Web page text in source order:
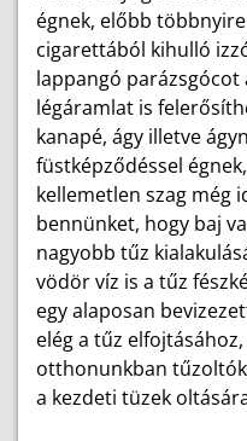
égnek, előbb
cigarettából kihulló
lappangó parázsgócot
légáramlat is
kanapé, ágy illetve
füstképződéssel
kellemetlen szag még
bennünket, hogy baj
nagyobb tűz
vödör víz is a tűz
egy alaposan
elég a tűz
otthonunkban
a kezdeti tüzek